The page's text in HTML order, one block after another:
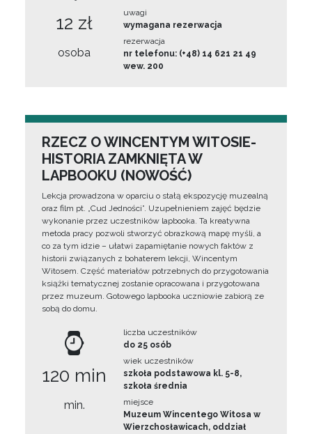
12 zł
osoba
uwagi
wymagana rezerwacja
rezerwacja
nr telefonu: (+48) 14 621 21 49
wew. 200
RZECZ O WINCENTYM WITOSIE-
HISTORIA ZAMKNIĘTA W
LAPBOOKU (NOWOŚĆ)
Lekcja prowadzona w oparciu o stałą ekspozycję muzealną
oraz film pt. „Cud Jedności”. Uzupełnieniem zajęć będzie
wykonanie przez uczestników lapbooka. Ta kreatywna
metoda pracy pozwoli stworzyć obrazkową mapę myśli, a
co za tym idzie – ułatwi zapamiętanie nowych faktów z
historii związanych z bohaterem lekcji, Wincentym
Witosem. Część materiałów potrzebnych do przygotowania
książki tematycznej zostanie opracowana i przygotowana
przez muzeum. Gotowego lapbooka uczniowie zabiorą ze
sobą do domu.
120 min
min.
liczba uczestników
do 25 osób
wiek uczestników
szkoła podstawowa kl. 5-8,
szkoła średnia
miejsce
Muzeum Wincentego Witosa w
Wierzchosławicach, oddział